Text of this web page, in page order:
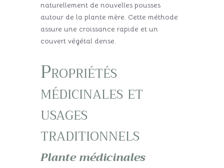
naturellement de nouvelles pousses
autour de la plante mère. Cette méthode
assure une croissance rapide et un
couvert végétal dense.
Propriétés
médicinales et
usages
traditionnels
Plante médicinales